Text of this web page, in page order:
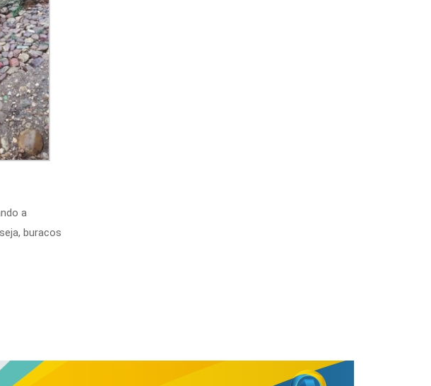
a
buracos